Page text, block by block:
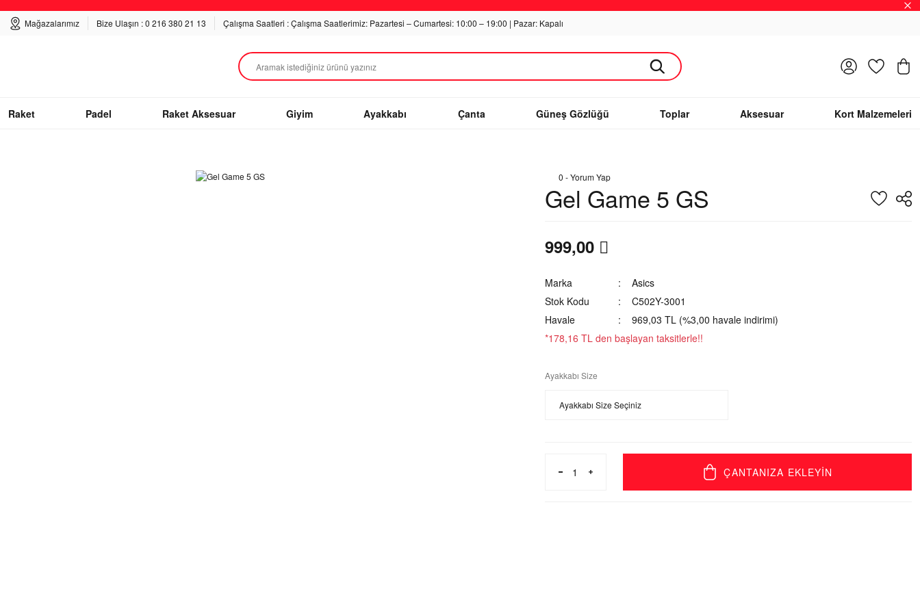
Mağazalarımız Bize Ulaşın : 0 216 380 21 13 Çalışma Saatleri : Çalışma Saatlerimiz: Pazartesi – Cumartesi: 10:00 – 19:00 | Pazar: Kapalı
Giriş Yap
Raket Padel Raket Aksesuar Giyim Ayakkabı Çanta Güneş Gözlüğü Toplar Aksesuar Kort Malzemeleri
0 - Yorum Yap
Gel Game 5 GS
999,00
Marka
Asics
Stok Kodu
C502Y-3001
Havale
969,03 TL (%3,00 havale indirimi)
*178,16 TL den başlayan taksitlerle!!
Ayakkabı Size
ÇANTANIZA EKLEYİN